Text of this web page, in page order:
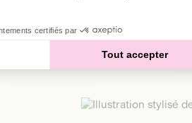
certifiés par
Tout accepter